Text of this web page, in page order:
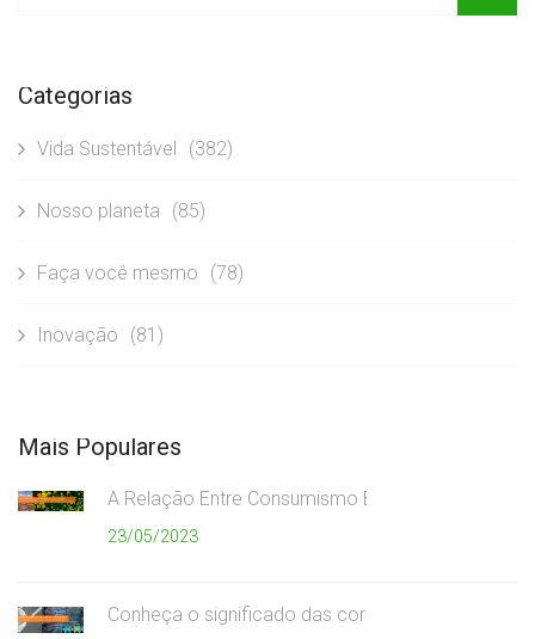
Categorias
Vida Sustentável (382)
Nosso planeta (85)
Faça você mesmo (78)
Inovação (81)
Mais Populares
A Relação Entre Consumismo Exagerado e Meio
23/05/2023
Conheça o significado das cores da coleta